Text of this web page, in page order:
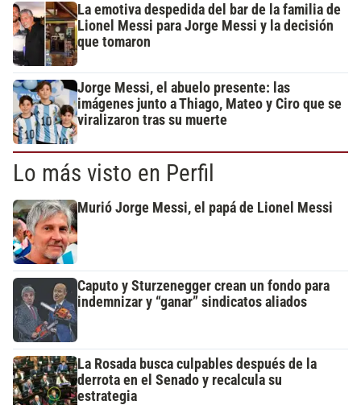
La emotiva despedida del bar de la familia de
Lionel Messi para Jorge Messi y la decisión
que tomaron
Jorge Messi, el abuelo presente: las
imágenes junto a Thiago, Mateo y Ciro que se
viralizaron tras su muerte
Lo más visto en Perfil
Murió Jorge Messi, el papá de Lionel Messi
Caputo y Sturzenegger crean un fondo para
indemnizar y “ganar” sindicatos aliados
La Rosada busca culpables después de la
derrota en el Senado y recalcula su
estrategia